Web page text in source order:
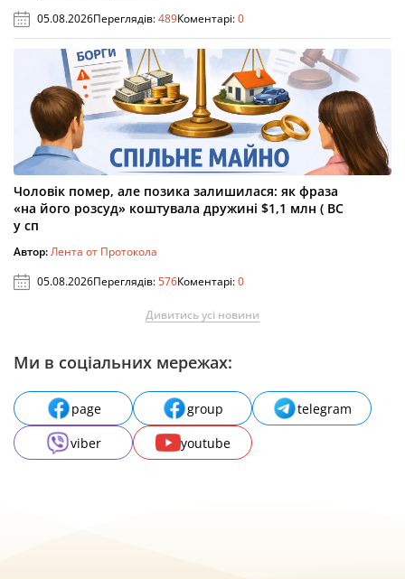
05.08.2026Переглядів:489Коментарі:0
Чоловік помер, але позика залишилася: як фраза
«на його розсуд» коштувала дружині $1,1 млн ( ВС
у сп
Автор:Лента от Протокола
05.08.2026Переглядів:576Коментарі:0
Дивитись усі новини
Ми в соціальних мережах:
page group
telegram
viber
youtube